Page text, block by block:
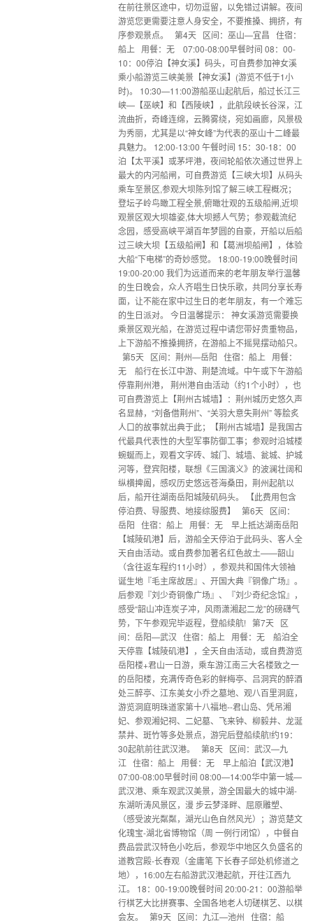
在前往景区途中，切勿逗留，以免错过讲解。夜间
游览您更需要注意人身安全，不要推搡、拥挤，有
序参观景点。 第4天 区间：巫山—宜昌 住宿：
船上 用餐：无 07:00-08:00早餐时间 08：00-
10：00停泊【神女溪】码头，可自费参加神女溪
乘小船游览三峡美景【神女溪】(游览不低于1小
时)。 10:30—11:00游船巫山起航后，船过长江三
峡—【巫峡】和【西陵峡】，此航段峡长谷深，江
流曲折，奇峰连绵，云腾雾绕，宛如画廊，风景极
为秀丽，尤其是以“神女峰”为代表的巫山十二峰最
具魅力。 12:00-13:00 午餐时间 15：30-18：00
泊【太平溪】或茅坪港，夜间轮船依次通过世界上
最大的内河船闸，可自费游览【三峡大坝】从码头
乘车至景区,参观大坝陈列馆了解三峡工程概况；
登坛子岭鸟瞰工程全景,俯瞰壮观的五级船闸,近坝
观景区观大坝雄姿,体大坝撼人气势；参观截流纪
念园，感受高峡平湖百年梦圆的自豪，开船以后船
过三峡大坝【五级船闸】和【葛洲坝船闸】，体验
大船“下电梯”的奇妙感觉。 18:00-19:00晚餐时间
19:00-20:00 我们为远道而来的老年朋友举行温馨
的生日晚会，众人齐唱生日快乐歌，共同分享长寿
面，让不能在家中过生日的老年朋友，有一个难忘
的生日派对。 今日温馨提示： 神女溪游览需要换
乘景区观光船，在游览过程中请您带好贵重物品，
上下游船不推搡拥挤，在游船上不摇晃摆动船只。
第5天 区间：荆州—岳阳 住宿：船上 用餐：
无 船行在长江中游、荆楚流域。中午或下午游船
停靠荆州港， 荆州港自由活动（约1个小时），也
可自费游览上【荆州古城墙】：荆州城历史悠久声
名显赫，“刘备借荆州”、“关羽大意失荆州” 等脍炙
人口的故事就出典于此；【荆州古城墙】是我国古
代最具代表性的大型军事防御工事；参观时沿城楼
蜿蜒而上，观看文字砖、城门、城墙、瓮城、护城
河等，登宾阳楼，联想《三国演义》的波澜壮阔和
纵横捭阖，感叹历史悠远苍海桑田，荆州起航以
后，船开往湖南岳阳城陵矶码头。 【此费用包含
停泊费、导服费、地接综服费】 第6天 区间：
岳阳 住宿：船上 用餐：无 早上抵达湖南岳阳
【城陵矶港】后，游船全天停泊于此码头、客人全
天自由活动。或自费参加著名红色故土——韶山
（含往返车程约11小时），参观共和国伟大领袖
诞生地『毛主席故居』、开国大典『铜像广场』。
后参观『刘少奇铜像广场』、『刘少奇纪念馆』，
感受“韶山冲连炭子冲，风雨潇湘起二龙”的磅礴气
势，下午参观完毕返程，登船续航! 第7天 区
间：岳阳—武汉 住宿：船上 用餐：无 船泊全
天停靠【城陵矶港】，全天自由活动，或自费游览
岳阳楼+君山一日游，乘车游江南三大名楼致之一
的岳阳楼，充满传奇色彩的鲜梅亭、吕洞宾的醉酒
处三醉亭、江东美女小乔之墓地、观八百里洞庭，
游览洞庭明珠道家第十八福地--君山岛、凭吊湘
妃、参观湘妃祠、二妃墓、飞来钟、柳毅井、龙涎
禁井、斑竹等多处景点，游完后登船续航!约19：
30起航前往武汉港。 第8天 区间：武汉—九
江 住宿：船上 用餐：无 早上船泊【武汉港】
07:00-08:00早餐时间 08:00—14:00华中第一城—
武汉港、乘车观武汉美景，游全国最大的城中湖-
东湖听涛风景区，漫 步云梦泽畔、屈原雕塑、
（感受波光粼粼，湖光山色自然风光）；游览楚文
化瑰宝-湖北省博物馆（周 一例行闭馆），中餐自
费品尝武汉特色小吃后，参观华中地区久负盛名的
道教宫殿-长春观（金庸笔 下长春子邱处机修道之
地），16:00左右船游武汉港起航，开往江西九
江。 18：00-19:00晚餐时间 20:00-21：00游船举
行棋艺大比拼赛事、全国各地老人切磋棋艺、以棋
会友。 第9天 区间：九江—池州 住宿：船